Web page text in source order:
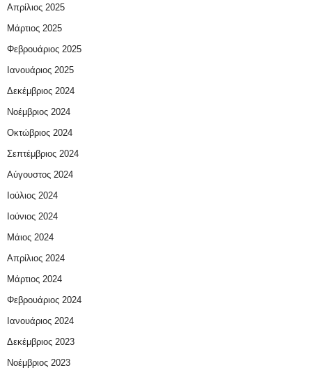
Απρίλιος 2025
Μάρτιος 2025
Φεβρουάριος 2025
Ιανουάριος 2025
Δεκέμβριος 2024
Νοέμβριος 2024
Οκτώβριος 2024
Σεπτέμβριος 2024
Αύγουστος 2024
Ιούλιος 2024
Ιούνιος 2024
Μάιος 2024
Απρίλιος 2024
Μάρτιος 2024
Φεβρουάριος 2024
Ιανουάριος 2024
Δεκέμβριος 2023
Νοέμβριος 2023